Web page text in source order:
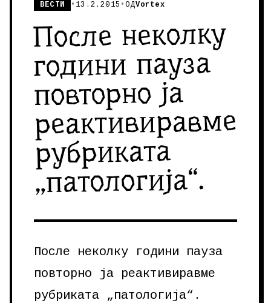
ВЕСТИ • 13.2.2015 •ОДVortex
После неколку
години пауза
повторно ја
реактивиравме
рубриката
„патологија“.
После неколку години пауза
повторно ја реактивиравме
рубриката „патологија“.